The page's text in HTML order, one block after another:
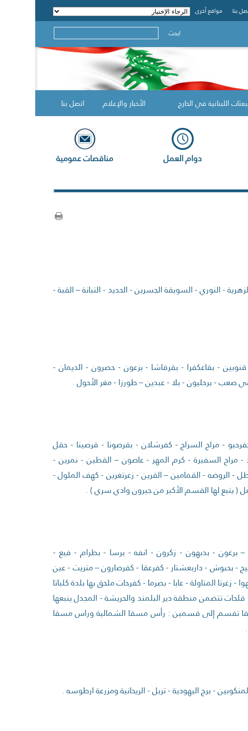
بنا مواقع أخرى
ابحث
اللبنانية في الخارج الأخبار والإعلام اتصل بنا
دوام العمل مناقصات عمومية
- النوري - السويقة الجسرين - الحديد - التبانة – القبة -
- بقاعكفرا - بقرقاشا - بزعون - حصرون - الديمان -
صعب - برحليون - بلا - عبدين – طورزا - مغر الأحول .
- مراح السراج - كفرشلان - بقرصونا - قرصينا - حقل
مراح السفيرة - كرم المهر - عاصون – القطين - نمرين -
- الروضه - القمامين – القرين - زغرتغرين - كهف الملول -
( يتبع لها القسم الأكبر من جيرون وادي سري ) .
– برغون - بدبهون - زكرون - انفه - برسا - بطرام - فيع -
- بحبوش - داربعشتار - كفرعقا - كفرصارون – متريت - عين
المتاولة - عابا - بصرما - كفرحات ملحق بها بلدة كلباتا
قلحات تتضمن منطقة دير البلمند والحريشة - المجدل ينبعها
تقسم إلى قسمين : رأس مسقا الشمالية وراس مسقا
- برج اليهودية - تربل - الريحانية ومزرعة ارطوسه .